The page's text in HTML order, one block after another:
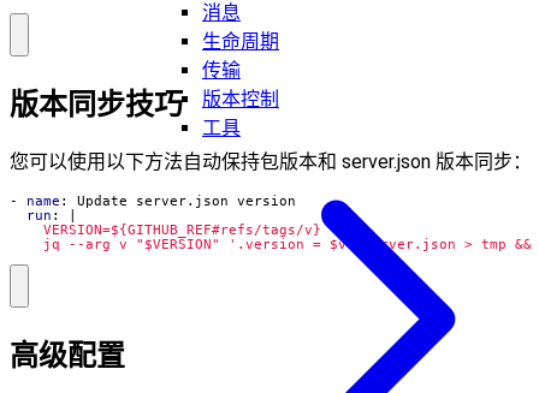
消息
生命周期
传输
版本控制
工具
版本同步技巧
您可以使用以下方法自动保持包版本和 server.json 版本同步：
- name :
Update server.json version
run :
jq --arg v "$VERSION" '.version = $v' server.json > tmp &&
高级配置